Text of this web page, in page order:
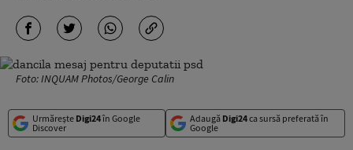
Foto: INQUAM Photos/George Calin
Urmărește Digi24în Google
Discover
Adaugă Digi24ca sursă preferată în
Google